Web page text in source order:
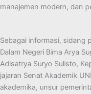
manajemen modern, dan
Sebagai informasi, sidang
Dalam Negeri Bima Arya
Adisatrya Suryo Sulisto,
jajaran Senat Akademik
akademika, unsur